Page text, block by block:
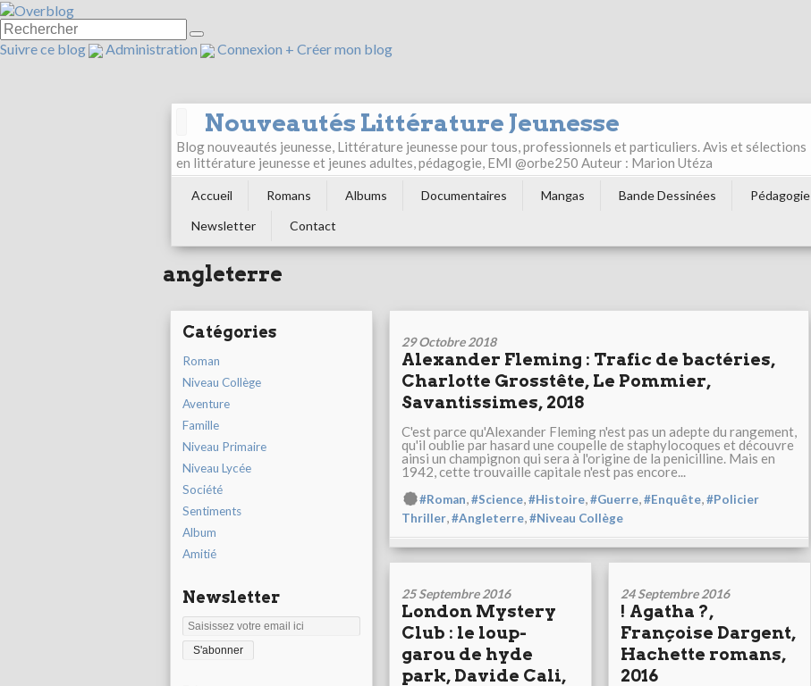
Suivre ce blog Administration Connexion + Créer mon blog
Nouveautés Littérature Jeunesse
Blog nouveautés jeunesse, Littérature jeunesse pour tous, professionnels et particuliers. Avis et sélections
en littérature jeunesse et jeunes adultes, pédagogie, EMI @orbe250 Auteur : Marion Utéza
Accueil Romans Albums Documentaires Mangas Bande Dessinées Pédagogie
Newsletter
Contact
angleterre
Catégories
Roman
Niveau Collège
Aventure
Famille
Niveau Primaire
Niveau Lycée
Société
Sentiments
Album
Amitié
Newsletter
29 Octobre 2018
Alexander Fleming : Trafic de bactéries,
Charlotte Grosstête, Le Pommier,
Savantissimes, 2018
C'est parce qu'Alexander Fleming n'est pas un adepte du rangement,
qu'il oublie par hasard une coupelle de staphylocoques et découvre
ainsi un champignon qui sera à l'origine de la penicilline. Mais en
1942, cette trouvaille capitale n'est pas encore...
#Roman #Science #Histoire #Guerre #Enquête #Policier
Thriller,#Angleterre,#Niveau Collège
25 Septembre 2016
London Mystery
Club : le loup-
garou de hyde
park, Davide Cali,
24 Septembre 2016
! Agatha ?,
Françoise Dargent,
Hachette romans,
2016